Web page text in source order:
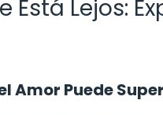
Lejos:
Amor Puede